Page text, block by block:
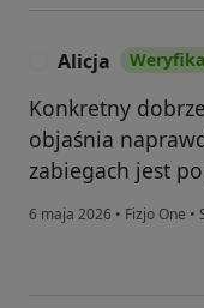
Alicja
Konkretny
objaśnia
zabiegach jest
6 maja 2026 • Fizjo One •